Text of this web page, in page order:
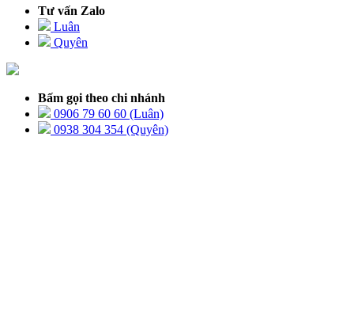
Tư vấn Zalo
Luân
Quyên
Bấm gọi theo chi nhánh
0906 79 60 60 (Luân)
0938 304 354 (Quyên)